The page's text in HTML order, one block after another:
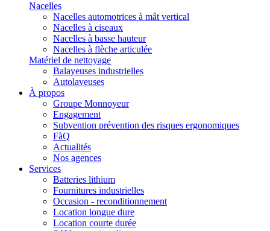
Nacelles
Nacelles automotrices à mât vertical
Nacelles à ciseaux
Nacelles à basse hauteur
Nacelles à flèche articulée
Matériel de nettoyage
Balayeuses industrielles
Autolaveuses
À propos
Groupe Monnoyeur
Engagement
Subvention prévention des risques ergonomiques
FàQ
Actualités
Nos agences
Services
Batteries lithium
Fournitures industrielles
Occasion - reconditionnement
Location longue dure
Location courte durée